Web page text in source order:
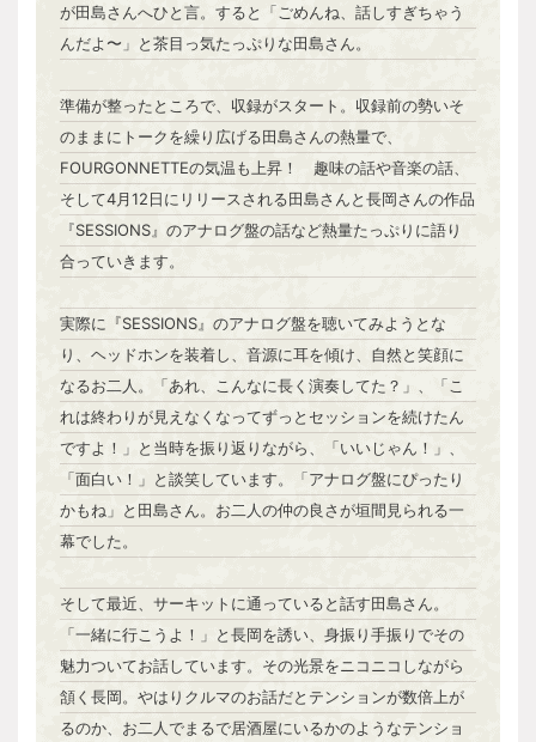
が田島さんへひと言。すると「ごめんね、話しすぎちゃう
んだよ〜」と茶目っ気たっぷりな田島さん。
準備が整ったところで、収録がスタート。収録前の勢いそ
のままにトークを繰り広げる田島さんの熱量で、
FOURGONNETTEの気温も上昇！ 趣味の話や音楽の話、
そして4月12日にリリースされる田島さんと長岡さんの作品
『SESSIONS』のアナログ盤の話など熱量たっぷりに語り
合っていきます。
実際に『SESSIONS』のアナログ盤を聴いてみようとな
り、ヘッドホンを装着し、音源に耳を傾け、自然と笑顔に
なるお二人。「あれ、こんなに長く演奏してた？」、「こ
れは終わりが見えなくなってずっとセッションを続けたん
ですよ！」と当時を振り返りながら、「いいじゃん！」、
「面白い！」と談笑しています。「アナログ盤にぴったり
かもね」と田島さん。お二人の仲の良さが垣間見られる一
幕でした。
そして最近、サーキットに通っていると話す田島さん。
「一緒に行こうよ！」と長岡を誘い、身振り手振りでその
魅力ついてお話しています。その光景をニコニコしながら
頷く長岡。やはりクルマのお話だとテンションが数倍上が
るのか、お二人でまるで居酒屋にいるかのようなテンショ